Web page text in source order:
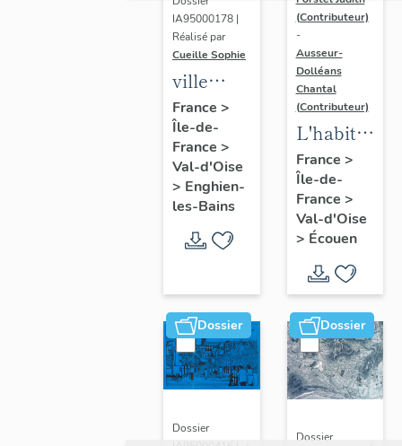
IA95000178 |
Réalisé par
Cueille Sophie
ville
thermale
d'Enghien-
les-Bains
France >
Île-de-
France >
Val-d'Oise
> Enghien-
les-Bains
(Contributeur)
-
Ausseur-
Dolléans
Chantal
(Contributeur)
L'habitat
d'Ecouen
France >
Île-de-
France >
Val-d'Oise
> Écouen
Dossier
Dossier
Dossier
Dossier